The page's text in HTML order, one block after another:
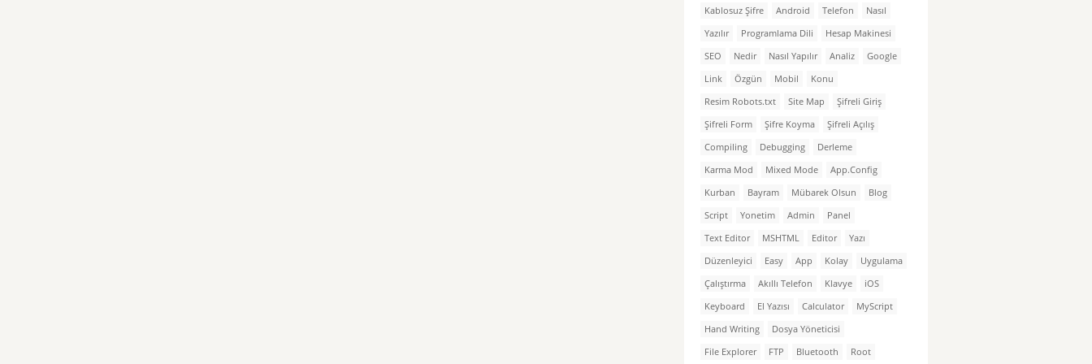
Kablosuz Şifre Android Telefon
Nasıl
Yazılır
Programlama Dili
Hesap Makinesi
SEO
Nedir Nasıl Yapılır Analiz
Google
Link
Özgün Mobil
Konu
Resim Robots.txt
Site Map
Şifreli Giriş
Şifreli Form
Şifre Koyma
Şifreli Açılış
Compiling
Debugging
Derleme
Karma Mod
Mixed Mode
App.Config
Kurban
Bayram Mübarek Olsun
Blog
Script
Yonetim Admin
Panel
Text Editor
MSHTML Editor
Yazı
Düzenleyici
Easy App Kolay
Uygulama
Çalıştırma
Akıllı Telefon Klavye
iOS
Keyboard
El Yazısı Calculator
MyScript
Hand Writing
Dosya Yöneticisi
File Explorer
FTP Bluetooth Root